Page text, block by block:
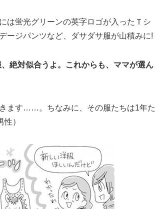
は蛍光グリーンの英字ロゴが入ったＴシ
ージパンツなど、ダサダサ服が山積みに!
絶対似合うよ。これからも、ママが選ん
ます……。ちなみに、その服たちは1年た
）